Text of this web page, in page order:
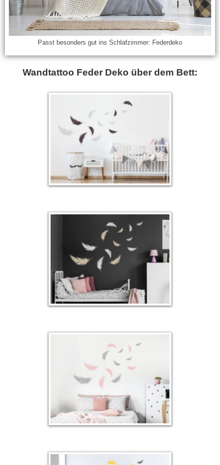
Passt besonders gut ins Schlafzimmer: Federdeko
Wandtattoo Feder Deko über dem Bett: